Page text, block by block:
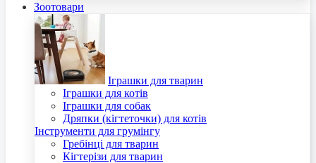
Зоотовари
Іграшки для тварин
Іграшки для котів
Іграшки для собак
Дряпки (кігтеточки) для котів
Інструменти для грумінгу
Гребінці для тварин
Кігтерізи для тварин